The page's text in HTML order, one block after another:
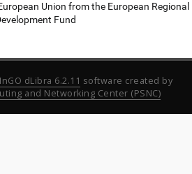
Union from the European Regional
Fund
dLibra 6.2.11 software created by
and Networking Center (PSNC)